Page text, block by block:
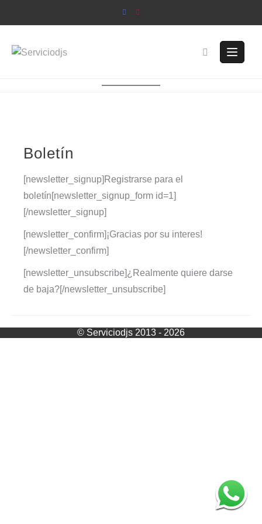
Boletín
[newsletter_signup]Registrarse para el
boletín[newsletter_signup_form id=1]
[/newsletter_signup]
[newsletter_confirm]¡Gracias por su interes!
[/newsletter_confirm]
[newsletter_unsubscribe]¿Realmente quiere darse
de baja?[/newsletter_unsubscribe]
© Serviciodjs 2013 - 2026